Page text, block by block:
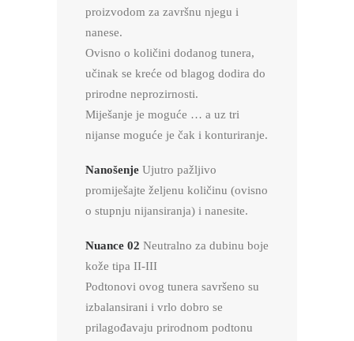
proizvodom za završnu njegu i
nanese.
Ovisno o količini dodanog tunera,
učinak se kreće od blagog dodira do
prirodne neprozirnosti.
Miješanje je moguće … a uz tri
nijanse moguće je čak i konturiranje.
Nanošenje Ujutro pažljivo
promiješajte željenu količinu (ovisno
o stupnju nijansiranja) i nanesite.
Nuance 02 Neutralno za dubinu boje
kože tipa II-III
Podtonovi ovog tunera savršeno su
izbalansirani i vrlo dobro se
prilagođavaju prirodnom podtonu